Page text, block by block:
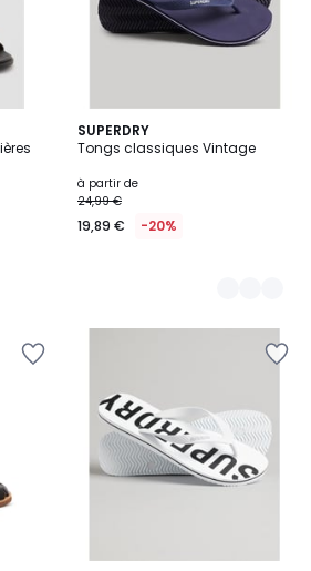
SUPERDRY
Tongs classiques Vintage
à partir de
24,99 €
19,89 € -20%
9
Couleurs